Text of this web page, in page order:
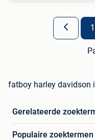
1
fatboy harley davidson
Gerelateerde
Populaire zoektermen